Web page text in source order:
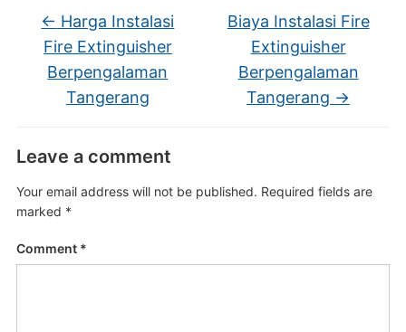
← Harga Instalasi
Fire Extinguisher
Berpengalaman
Tangerang
Biaya Instalasi Fire
Extinguisher
Berpengalaman
Tangerang →
Leave a comment
Your email address will not be published. Required fields are
marked *
Comment *